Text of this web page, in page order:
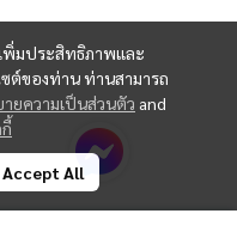
พิ่มประสิทธิภาพและ
ต์ของท่าน ท่านสามารถ
ายความเป็นส่วนตัว and
Accept All